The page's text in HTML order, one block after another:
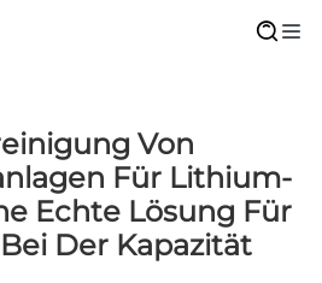
Von
Für Lithium-
Echte Lösung Für
Der Kapazität